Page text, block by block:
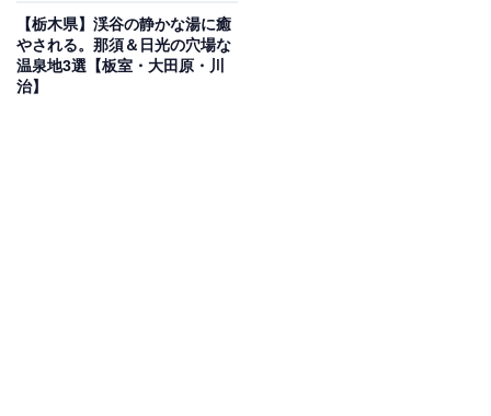
内湯・ドライサウナ・深さ約100cmの水風呂で楽しめま
す。8,000冊以上のコミック・雑誌が揃うブックストリー
トや無料コーヒー、真岡産いちごを使った名物スイーツ
【栃木県】渓谷の静かな湯に癒
やされる。那須＆日光の穴場な
温泉地3選【板室・大田原・川
治】